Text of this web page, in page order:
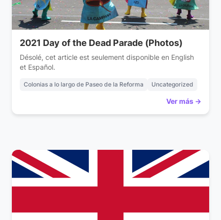
2021 Day of the Dead Parade (Photos)
Désolé, cet article est seulement disponible en English
et Español.
Colonias a lo largo de Paseo de la Reforma Uncategorized
Ver más →